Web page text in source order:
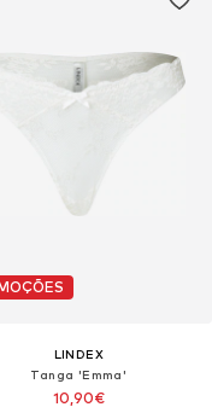
LINDEX
Tanga 'Emma'
10,90€